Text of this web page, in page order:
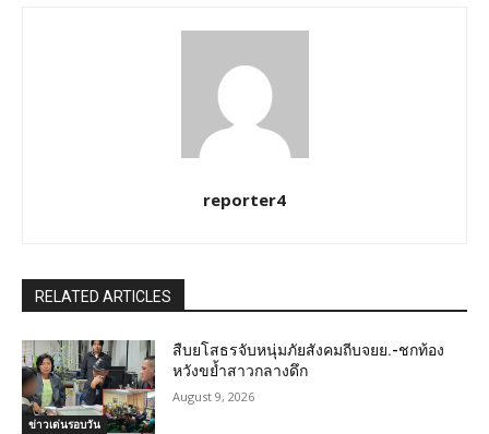
reporter4
RELATED ARTICLES
ข่าวเด่นรอบวัน
สืบยโสธรจับหนุ่มภัยสังคมถีบจยย.-ชกท้อง
หวังขย้ำสาวกลางดึก
August 9, 2026